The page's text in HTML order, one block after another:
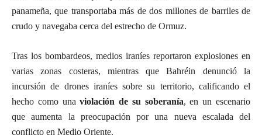
panameña, que transportaba más de dos millones de barriles de
crudo y navegaba cerca del estrecho de Ormuz.
Tras los bombardeos, medios iraníes reportaron explosiones en
varias zonas costeras, mientras que Bahréin denunció la
incursión de drones iraníes sobre su territorio, calificando el
hecho como unaviolación de su soberanía, en un escenario
que aumenta la preocupación por una nueva escalada del
conflicto en Medio Oriente.